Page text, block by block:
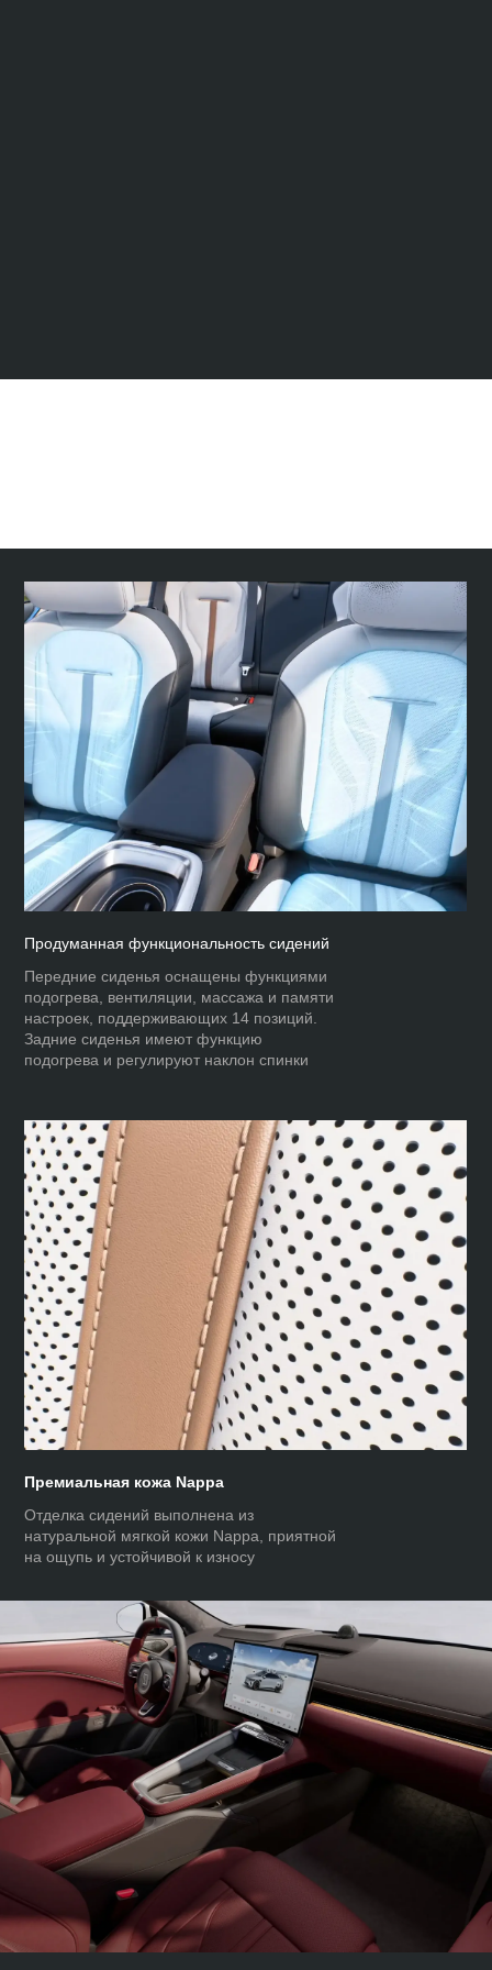
Продуманная функциональность сидений
Премиальная кожа Nappa
Передние сиденья оснащены функциями
подогрева, вентиляции, массажа и памяти
настроек, поддерживающих 14 позиций.
Задние сиденья имеют функцию
подогрева и регулируют наклон спинки
Отделка сидений выполнена из
натуральной мягкой кожи Nappa, приятной
на ощупь и устойчивой к износу